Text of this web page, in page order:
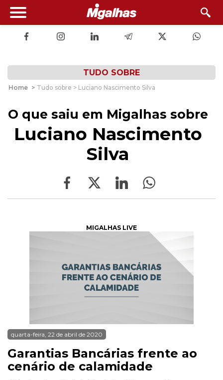
TUDO SOBRE
Home > Tudo sobre > Luciano Nascimento Silva
O que saiu em Migalhas sobre
Luciano Nascimento
Silva
MIGALHAS LIVE
quarta-feira, 22 de abril de 2020
Garantias Bancárias frente ao
cenário de calamidade